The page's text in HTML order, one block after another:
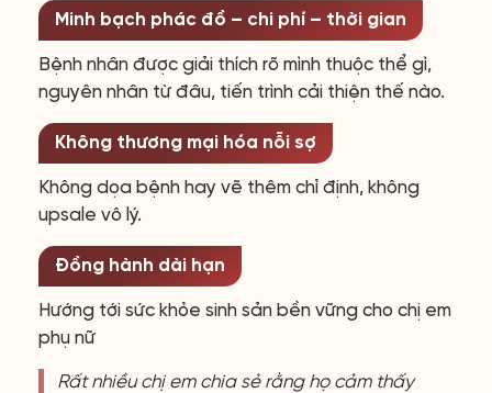
Minh bạch phác đồ – chi phí – thời gian
Bệnh nhân được giải thích rõ mình thuộc thể gì,
nguyên nhân từ đâu, tiến trình cải thiện thế nào.
Không thương mại hóa nỗi sợ
Không dọa bệnh hay vẽ thêm chỉ định, không
upsale vô lý.
Đồng hành dài hạn
Hướng tới sức khỏe sinh sản bền vững cho chị em
phụ nữ
Rất nhiều chị em chia sẻ rằng họ cảm thấy